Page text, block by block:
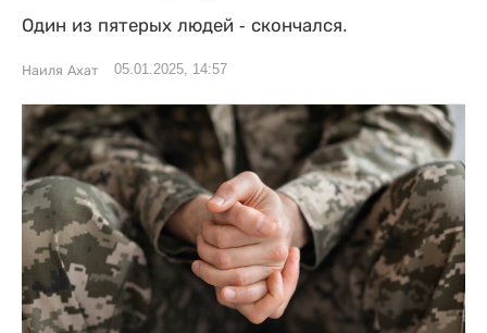
Один из пятерых людей - скончался.
Наиля Ахат 05.01.2025, 14:57